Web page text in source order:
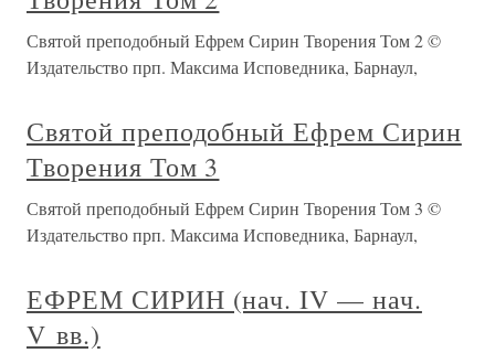
Святой преподобный Ефрем Сирин Творения Том 2 ©
Издательство прп. Максима Исповедника, Барнаул,
Святой преподобный Ефрем Сирин
Творения Том 3
Святой преподобный Ефрем Сирин Творения Том 3 ©
Издательство прп. Максима Исповедника, Барнаул,
ЕФРЕМ СИРИН (нач. IV — нач.
V вв.)